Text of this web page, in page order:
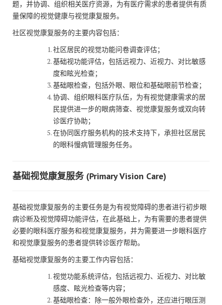
题，并协调、组织相关医疗资源，为有医疗需求的患者提供有质
量保障的视觉健康与视觉康复服务。
社区视觉康复服务的主要内容包括：
社区居民的视觉功能问卷调查评估；
基础视功能评估，包括远视力、近视力、对比敏感
度和眩光检查；
基础眼检查，包括外眼、眼位和基础眼前节检查；
协调、组织眼科医疗队伍，为有视觉健康需求的居
民提供进一步的眼病筛查、视觉康复服务或双向转
诊医疗协助；
在协同医疗服务机构的技术支持下，承担社区居民
的眼科慢病管理服务任务。
基础视觉康复服务 (Primary Vision Care)
基础视觉康复服务的主要任务是为有视觉障碍的患者进行初步眼
病诊断及视觉障碍功能评估，在此基础上，为有需要的患者提供
必要的眼科医疗服务和视觉康复服务，并为需要进一步眼科医疗
和视觉康复服务的患者提供转诊医疗帮助。
基础视觉康复服务的主要工作内容包括：
视觉功能系统评估，包括远视力、近视力、对比敏
感度、眩光检查等内容；
基础眼检查：除一般外眼检查外，还应进行眼压测